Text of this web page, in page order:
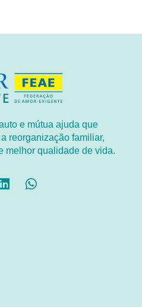
e mútua ajuda que
reorganização familiar,
melhor qualidade de vida.